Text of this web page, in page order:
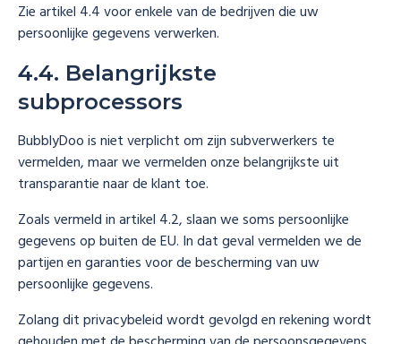
Zie artikel 4.4 voor enkele van de bedrijven die uw
persoonlijke gegevens verwerken.
4.4. Belangrijkste
subprocessors
BubblyDoo is niet verplicht om zijn subverwerkers te
vermelden, maar we vermelden onze belangrijkste uit
transparantie naar de klant toe.
Zoals vermeld in artikel 4.2, slaan we soms persoonlijke
gegevens op buiten de EU. In dat geval vermelden we de
partijen en garanties voor de bescherming van uw
persoonlijke gegevens.
Zolang dit privacybeleid wordt gevolgd en rekening wordt